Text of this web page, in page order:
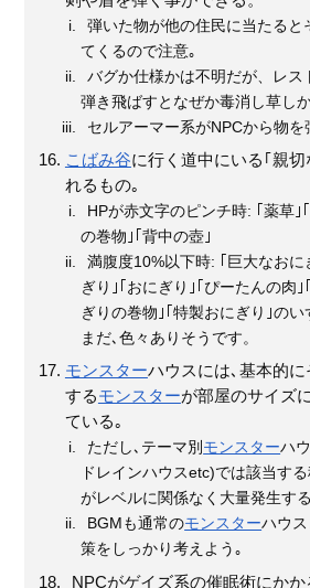
弾いた物が他の住民に当たると
てくるので注意｡
バグか仕様かは不明だが、レス
弾き飛ばすとなぜか毒消し草し
セルアーマー系がNPCから物を
こばみ谷に行く道中にいる｢親切
れるもの｡
HPが赤文字のピンチ時: ｢薬草｣
の巻物｣｢背中の壺｣
満腹度10%以下時: ｢巨大なおに
ぎり｣｢おにぎり｣｢ぴーたんの肉
ぎりの巻物｣｢特製おにぎり｣のい
まだ､色々ありそうです。
モンスターハウスには､基本的
するモンスターが部屋のサイズ
ている｡
ただし､テーマ別 モンスターハ
ドレインハウスetc)では該当す
がレベルに関係なく大量発生す
BGMも通常のモンスターハウ
策をしっかり考えよう｡
NPCがゲイズ系の催眠術にか